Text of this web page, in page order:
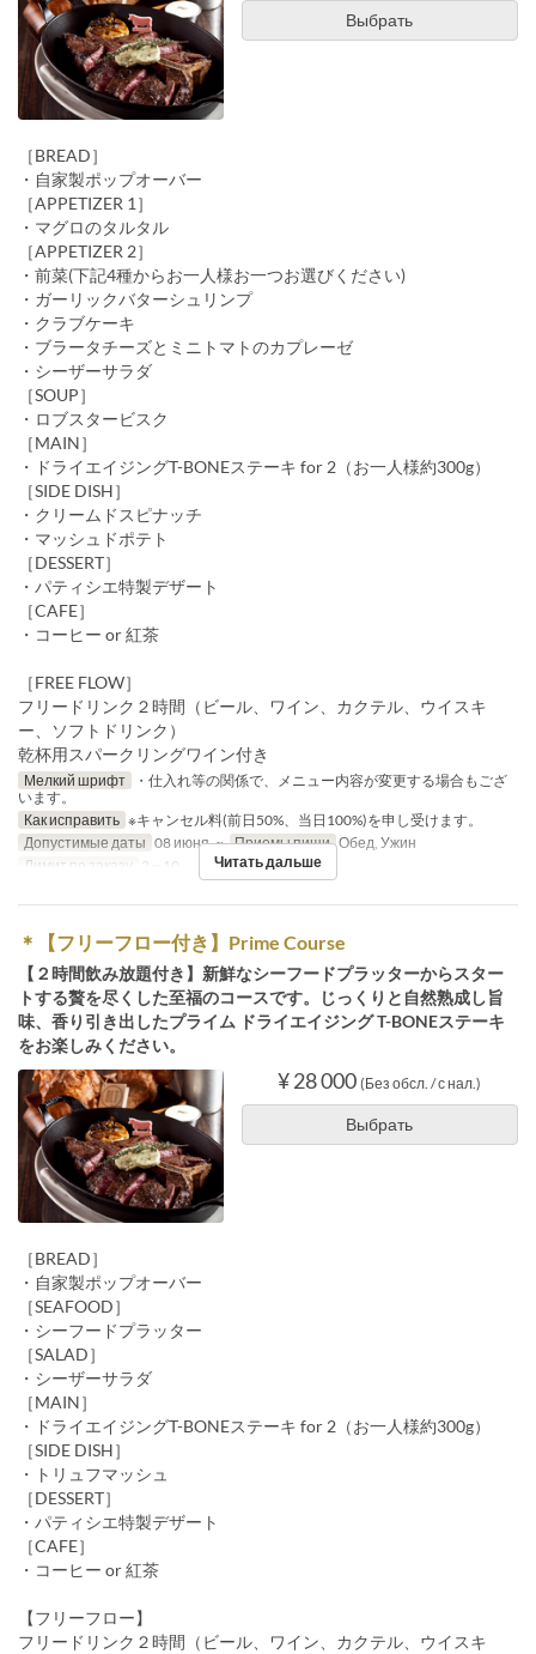
Выбрать
［BREAD］
・自家製ポップオーバー
［APPETIZER 1］
・マグロのタルタル
［APPETIZER 2］
・前菜(下記4種からお一人様お一つお選びください)
・ガーリックバターシュリンプ
・クラブケーキ
・ブラータチーズとミニトマトのカプレーゼ
・シーザーサラダ
［SOUP］
・ロブスタービスク
［MAIN］
・ドライエイジングT-BONEステーキ for 2（お一人様約300g）
［SIDE DISH］
・クリームドスピナッチ
・マッシュドポテト
［DESSERT］
・パティシエ特製デザート
［CAFE］
・コーヒー or 紅茶
［FREE FLOW］
フリードリンク２時間（ビール、ワイン、カクテル、ウイスキ
ー、ソフトドリンク）
乾杯用スパークリングワイン付き
Мелкий шрифт
・仕入れ等の関係で、メニュー内容が変更する場合もござ
います。
Как исправить ※キャンセル料(前日50%、当日100%)を申し受けます。
Допустимые даты 08 июня. ~ Приемы пищи Обед, Ужин
Лимит по заказу 2 ~ 10 Читать дальше
＊【フリーフロー付き】Prime Course
【２時間飲み放題付き】新鮮なシーフードプラッターからスター
トする贅を尽くした至福のコースです。じっくりと自然熟成し旨
味、香り引き出したプライム ドライエイジング T-BONEステーキ
をお楽しみください。
¥ 28 000 (Без обсл. / с нал.)
Выбрать
［BREAD］
・自家製ポップオーバー
［SEAFOOD］
・シーフードプラッター
［SALAD］
・シーザーサラダ
［MAIN］
・ドライエイジングT-BONEステーキ for 2（お一人様約300g）
［SIDE DISH］
・トリュフマッシュ
［DESSERT］
・パティシエ特製デザート
［CAFE］
・コーヒー or 紅茶
【フリーフロー】
フリードリンク２時間（ビール、ワイン、カクテル、ウイスキ